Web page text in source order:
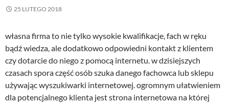
25 LUTEGO 2018
własna firma to nie tylko wysokie kwalifikacje, fach w ręku
bądź wiedza, ale dodatkowo odpowiedni kontakt z klientem
czy dotarcie do niego z pomocą internetu. w dzisiejszych
czasach spora część osób szuka danego fachowca lub sklepu
używając wyszukiwarki internetowej. ogromnym ułatwieniem
dla potencjalnego klienta jest strona internetowa na której